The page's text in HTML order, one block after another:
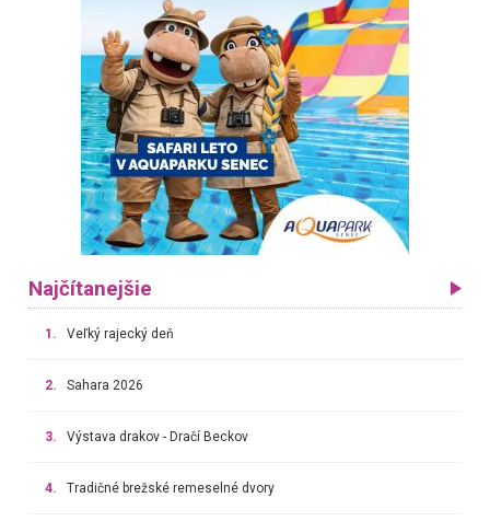
Najčítanejšie
1. Veľký rajecký deň
2. Sahara 2026
3. Výstava drakov - Dračí Beckov
4. Tradičné brežské remeselné dvory